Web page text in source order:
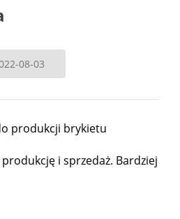
08-03
produkcji brykietu
i sprzedaż. Bardziej